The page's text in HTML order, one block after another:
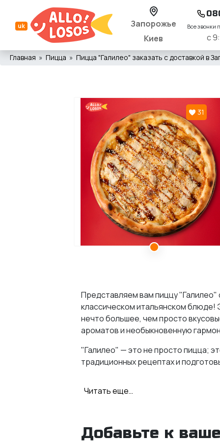
uk
Запорожье
Киев
Все звонки
с
Главная Пицца Пицца "Галилео" заказать с доставкой в
31
Представляем вам пиццу
классическом итальянском блюде!
нечто большее, чем просто
ароматов и необыкновенную
"Галилео" — это не просто пицца;
традиционных рецептах и
Что входит в
Томатный пицца-соус:
Читать еще…
Добавьте к